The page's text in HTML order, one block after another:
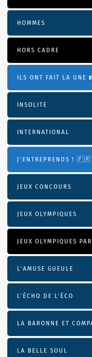
HOMMES
HORS CADRE
ILS ONT FAIT LA UNE
INSOLITE
INTERNATIONAL
J'ENTREPRENDS ! 🇫🇷
JEUX CONCOURS
JEUX OLYMPIQUES
JEUX OLYMPIQUES
L'AMUSE GUEULE
L’ÉCHO DE L’ÉCO
LA BARONNE ET
LA BELLE SOUL